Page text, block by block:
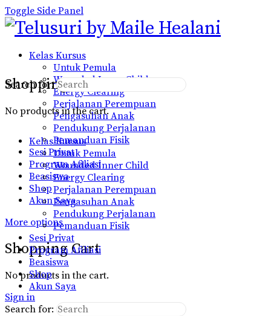
Toggle Side Panel
Kelas Kursus
Untuk Pemula
Wounded Inner Child
Energy Clearing
Perjalanan Perempuan
Pengasuhan Anak
Pendukung Perjalanan
Pemanduan Fisik
Sesi Privat
Program Afiliasi
Beasiswa
Shop
Akun Saya
More options
Shopping Cart
No products in the cart.
Sign in
Shopping Cart
No products in the cart.
Search for:
Kelas Kursus
Untuk Pemula
Wounded Inner Child
Energy Clearing
Perjalanan Perempuan
Pengasuhan Anak
Pendukung Perjalanan
Pemanduan Fisik
Sesi Privat
Program Afiliasi
Beasiswa
Shop
Akun Saya
Search for: